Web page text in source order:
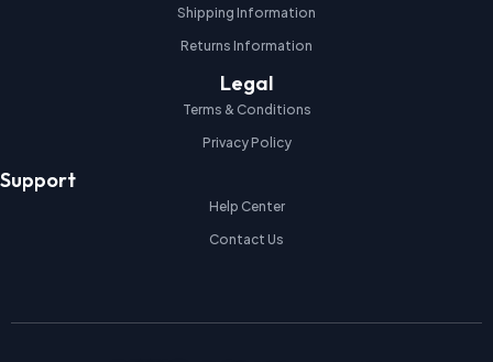
Shipping Information
Returns Information
Legal
Terms & Conditions
Privacy Policy
Support
Help Center
Contact Us